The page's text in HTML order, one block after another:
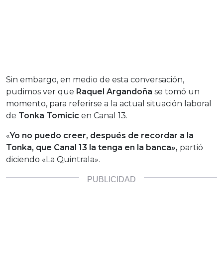
Sin embargo, en medio de esta conversación,
pudimos ver que Raquel Argandoña se tomó un
momento, para referirse a la actual situación laboral
de Tonka Tomicic en Canal 13.
«Yo no puedo creer, después de recordar a la
Tonka, que Canal 13 la tenga en la banca», partió
diciendo «La Quintrala».